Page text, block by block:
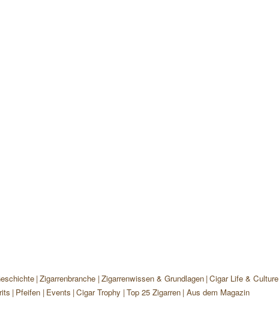
Zigarrenbranche Zigarrenwissen & Grundlagen Cigar Life & Culture
Pfeifen Events Cigar Trophy Top 25 Zigarren Aus dem Magazin